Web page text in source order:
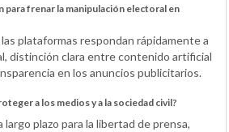
para frenar la manipulación electoral en
plataformas respondan rápidamente a
distinción clara entre contenido artificial
en los anuncios publicitarios.
a los medios y a la sociedad civil?
largo plazo para la libertad de prensa,